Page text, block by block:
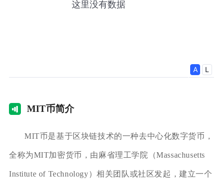
MIT币简介
MIT币是基于区块链技术的一种去中心化数字货币，
全称为MIT加密货币，由麻省理工学院（Massachusetts
Institute of Technology）相关团队或社区发起，建立一个